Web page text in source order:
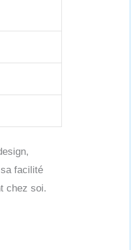
facilité
chez soi.